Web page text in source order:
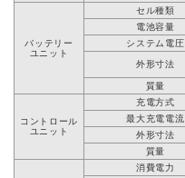
バッテリー
ユニット
セル種類
電池容量
システム電圧
外形寸法
質量
コントロール
ユニット
充電方式
最大充電電流
外形寸法
質量
消費電力